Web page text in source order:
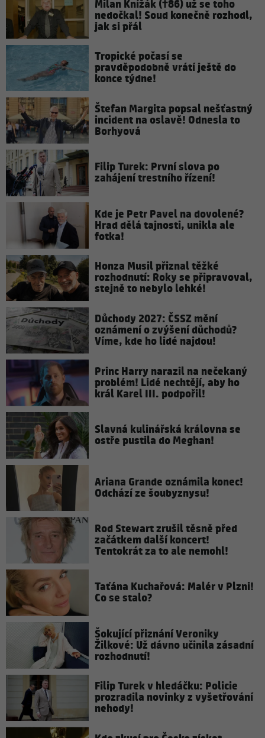
Milan Knížák (†86) už se toho
nedočkal! Soud konečně rozhodl,
jak si přál
Tropické počasí se
pravděpodobně vrátí ještě do
konce týdne!
Štefan Margita popsal nešťastný
incident na oslavě! Odnesla to
Borhyová
Filip Turek: První slova po
zahájení trestního řízení!
Kde je Petr Pavel na dovolené?
Hrad dělá tajnosti, unikla ale
fotka!
Honza Musil přiznal těžké
rozhodnutí: Roky se připravoval,
stejně to nebylo lehké!
Důchody 2027: ČSSZ mění
oznámení o zvýšení důchodů?
Víme, kde ho lidé najdou!
Princ Harry narazil na nečekaný
problém! Lidé nechtějí, aby ho
král Karel III. podpořil!
Slavná kulinářská královna se
ostře pustila do Meghan!
Ariana Grande oznámila konec!
Odchází ze šoubyznysu!
Rod Stewart zrušil těsně před
začátkem další koncert!
Tentokrát za to ale nemohl!
Taťána Kuchařová: Malér v Plzni!
Co se stalo?
Šokující přiznání Veroniky
Žilkové: Už dávno učinila zásadní
rozhodnutí!
Filip Turek v hledáčku: Policie
prozradila novinky z vyšetřování
nehody!